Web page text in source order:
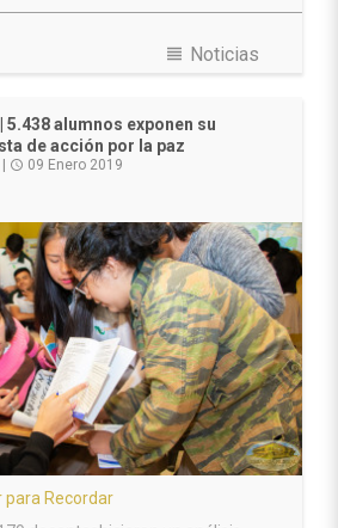
view_headline Noticias
5.438 alumnos exponen su
de acción por la paz
| access_time 09 Enero 2019
para Recordar